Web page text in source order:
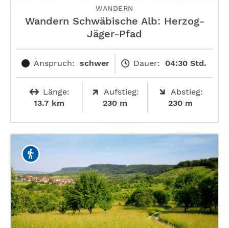
WANDERN
Wandern Schwäbische Alb: ­Herzog-
Jäger-Pfad
Anspruch: schwer Dauer: 04:30 Std.
Länge:
13.7 km
Aufstieg:
230 m
Abstieg:
230 m